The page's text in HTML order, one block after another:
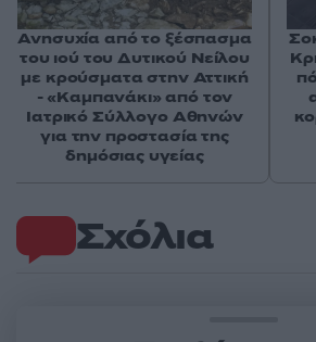
Σχόλια
Ανησυχία από το ξέσπασμα
του ιού του Δυτικού Νείλου
με κρούσματα στην Αττική
- «Καμπανάκι» από τον
Ιατρικό Σύλλογο Αθηνών
για την προστασία της
δημόσιας υγείας